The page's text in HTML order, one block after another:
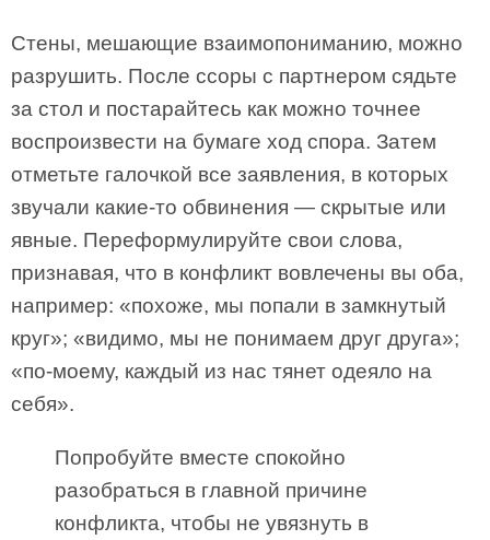
Стены, мешающие взаимопониманию, можно
разрушить. После ссоры с партнером сядьте
за стол и постарайтесь как можно точнее
воспроизвести на бумаге ход спора. Затем
отметьте галочкой все заявления, в которых
звучали какие-то обвинения — скрытые или
явные. Переформулируйте свои слова,
признавая, что в конфликт вовлечены вы оба,
например: «похоже, мы попали в замкнутый
круг»; «видимо, мы не понимаем друг друга»;
«по-моему, каждый из наc тянет одеяло на
себя».
Попробуйте вместе спокойно
разобраться в главной причине
конфликта, чтобы не увязнуть в